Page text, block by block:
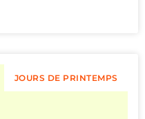
JOURS DE PRINTEMPS